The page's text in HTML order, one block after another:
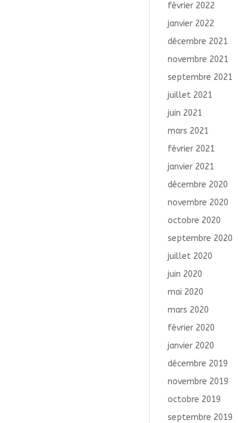
février 2022
janvier 2022
décembre 2021
novembre 2021
septembre 2021
juillet 2021
juin 2021
mars 2021
février 2021
janvier 2021
décembre 2020
novembre 2020
octobre 2020
septembre 2020
juillet 2020
juin 2020
mai 2020
mars 2020
février 2020
janvier 2020
décembre 2019
novembre 2019
octobre 2019
septembre 2019